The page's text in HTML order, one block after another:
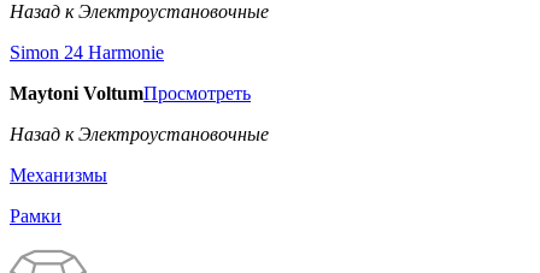
Назад к Электроустановочные
Simon 24 Harmonie
Maytoni VoltumПросмотреть
Назад к Электроустановочные
Механизмы
Рамки